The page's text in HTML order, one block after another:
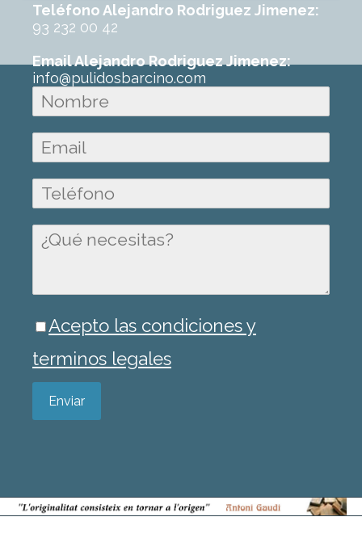
Teléfono Alejandro Rodriguez Jimenez:
93 232 00 42
Email Alejandro Rodriguez Jimenez:
info@pulidosbarcino.com
Acepto las condiciones y
terminos legales
Enviar